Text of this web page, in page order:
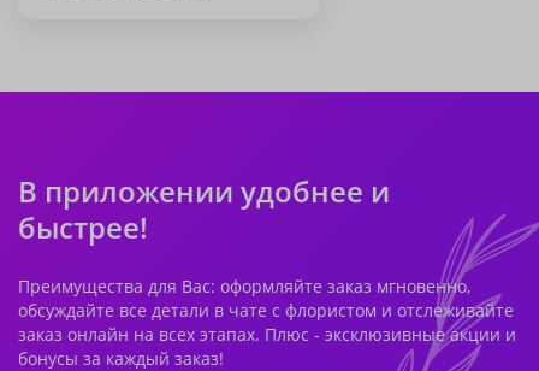
В приложении удобнее и
быстрее!
Преимущества для Вас: оформляйте заказ мгновенно,
обсуждайте все детали в чате с флористом и отслеживайте
заказ онлайн на всех этапах. Плюс - эксклюзивные акции и
бонусы за каждый заказ!